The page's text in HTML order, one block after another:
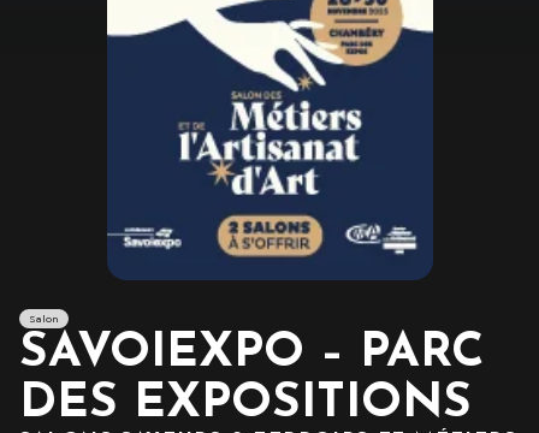
Salon
SAVOIEXPO – PARC
DES EXPOSITIONS